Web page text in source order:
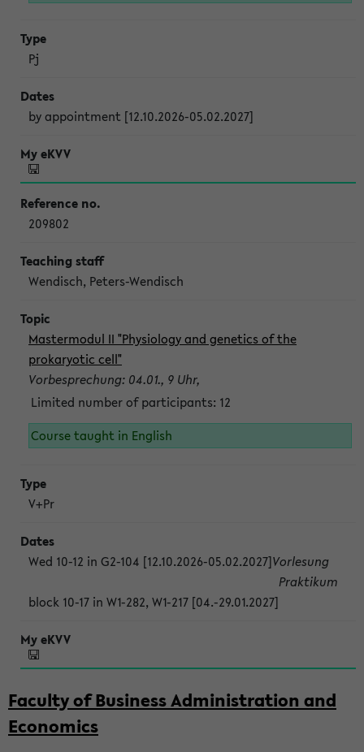
Pj
by appointment [12.10.2026-05.02.2027]
209802
Wendisch, Peters-Wendisch
Mastermodul II "Physiology and genetics of the
prokaryotic cell"
Vorbesprechung: 04.01., 9 Uhr,
Limited number of participants: 12
Course taught in English
V+Pr
Wed 10-12 in G2-104 [12.10.2026-05.02.2027]Vorlesung
block 10-17 in W1-282, W1-217 [04.-29.01.2027]
Praktikum
Faculty of Business Administration and
Economics